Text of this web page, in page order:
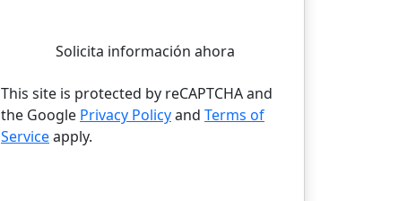
Solicita información ahora
This site is protected by reCAPTCHA and
the Google Privacy Policyand Terms of
Serviceapply.